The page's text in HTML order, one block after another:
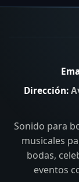
Dirección:
Sonido para
musicales
bodas,
eventos